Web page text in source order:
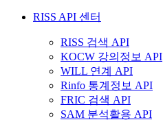
RISS API 센터
RISS 검색 API
KOCW 강의정보 API
WILL 연계 API
Rinfo 통계정보 API
FRIC 검색 API
SAM 분석활용 API